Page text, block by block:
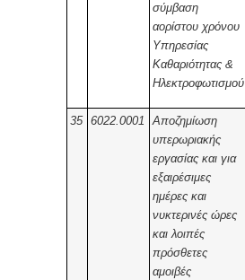
σύμβαση
αορίστου χρόνου
Υπηρεσίας
Καθαριότητας &
Ηλεκτροφωτισμού
35 6022.0001
Αποζημίωση
υπερωριακής
εργασίας και για
εξαιρέσιμες
ημέρες και
νυκτερινές ώρες
και λοιπές
πρόσθετες
αμοιβές